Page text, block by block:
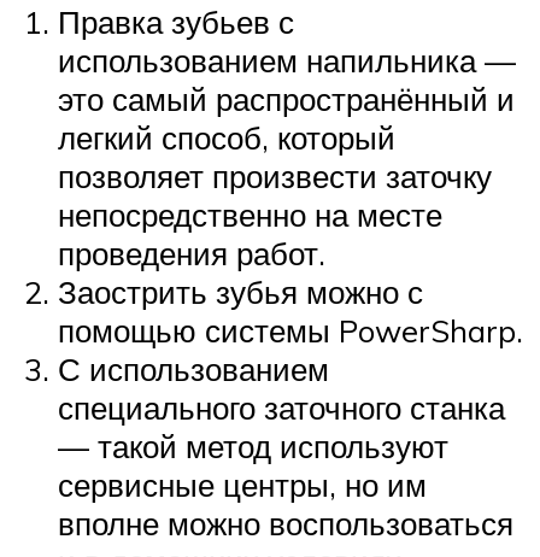
Правка зубьев с
использованием напильника —
это самый распространённый и
легкий способ, который
позволяет произвести заточку
непосредственно на месте
проведения работ.
Заострить зубья можно с
помощью системы PowerSharp.
С использованием
специального заточного станка
— такой метод используют
сервисные центры, но им
вполне можно воспользоваться